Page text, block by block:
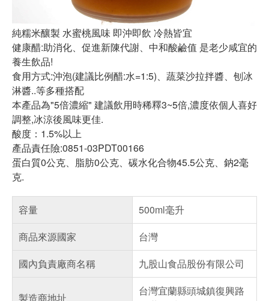
純糯米釀製 水蜜桃風味 即沖即飲 冷熱皆宜
健康醋:助消化、促進新陳代謝、中和酸鹼值 是老少咸宜的
養生飲品!
食用方式:沖泡(建議比例醋:水=1:5)、蔬菜沙拉拌醬、刨冰
淋醬..等多種搭配
本產品為"5倍濃縮" 建議飲用時稀釋3~5倍,濃度依個人喜好
調整,冰涼後風味更佳.
酸度：1.5%以上
產品責任險:0851-03PDT00166
蛋白質0公克、脂肪0公克、碳水化合物45.5公克、鈉2毫
克.
容量
500ml毫升
商品來源國家
台灣
國內負責廠商名稱
九股山食品股份有限公司
製造商地址
台灣宜蘭縣頭城鎮復興路